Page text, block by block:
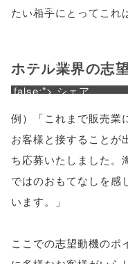
toolbar=no,
); return
false;"> シェア
たい相手にとってこれ
ホテル業界の志
例）「これまで販売業
お客様と接することが
ち応募いたしました。
ではのおもてなしを感
います。」
ここでの志望動機のポ